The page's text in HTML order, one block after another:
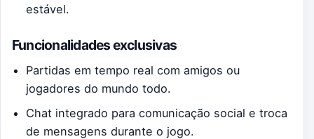
estável.
Funcionalidades exclusivas
Partidas em tempo real com amigos ou
jogadores do mundo todo.
Chat integrado para comunicação social e troca
de mensagens durante o jogo.